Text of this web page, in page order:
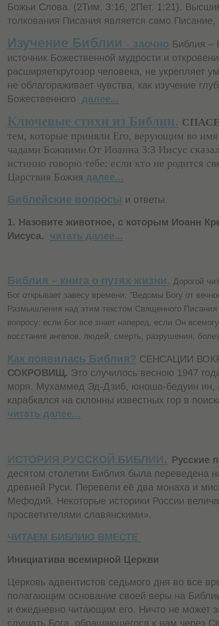
Божьи Слова. (2Тим. 3:16, 2Пет. 1:21).
толкования Писания является само
Изучение Библии - заочно Библия –
источник Божественной мудрости и
расширяеткругозор человека, не укрепляет
не облагораживает чувства, как изучение
Божественного далее...
Ключевые стихи из Библии.
тем, которые приняли Его, верующим во имя
чадами Божиими.От Иоанна 3:3 Иисус
истинно говорю тебе: если кто не родится
Царствия Божия далее...
Библейские вопросы и ответы.
1. Назовите животное, с которым Иоанн
Иисуса.
читать далее...
Библия – книга о путях жизни. Дорогой
Бог открывает завесу времени: "Ведомы Богу от
Размышления над этим текстом Священного Писания
вопросу: если Бог все знает наперед, если Он
восстание ангелов, людей, смерть, разрушения,
Как появилась Библия? СЕНСАЦИИ
СОКРОВИЩ. Это случилось весною 1947
моря. Мухаммед Эд-Дзиб, юноша-бедуин ин,
карабкался на склонны известных гор в
читать далее...
ИСТОРИЯ РУССКОЙ БИБЛИИ. Русские
десятом столетии Библия была переведена
древней Руси. Перевели её два монаха и
Мефодий. Некоторые историки России
просветителями славянскими».
ЧИТАЕМ БИБЛИЮ ВМЕСТЕ
Инициатива всемирной Церкви
Церковь адвентистов седьмого дня во все
полагающим основание своей веры на
и ежедневно читающим его. Ничто не может
слушать Бога, обращающегося к нам через